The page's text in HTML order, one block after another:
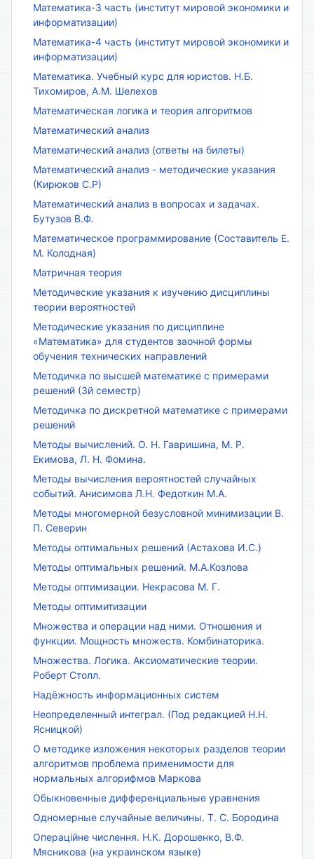
Математика-3 часть (институт мировой экономики и
информатизации)
Математика-4 часть (институт мировой экономики и
информатизации)
Математика. Учебный курс для юристов. Н.Б.
Тихомиров, А.М. Шелехов
Математическая логика и теория алгоритмов
Математический анализ
Математический анализ (ответы на билеты)
Математический анализ - методические указания
(Кирюков С.Р)
Математический анализ в вопросах и задачах.
Бутузов В.Ф.
Математическое программирование (Составитель Е.
М. Колодная)
Матричная теория
Методические указания к изучению дисциплины
теории вероятностей
Методические указания по дисциплине
«Математика» для студентов заочной формы
обучения технических направлений
Методичка по высшей математике с примерами
решений (3й семестр)
Методичка по дискретной математике с примерами
решений
Методы вычислений. О. Н. Гавришина, М. Р.
Екимова, Л. Н. Фомина.
Методы вычисления вероятностей случайных
событий. Анисимова Л.Н. Федоткин М.А.
Методы многомерной безусловной минимизации В.
П. Северин
Методы оптимальных решений (Астахова И.С.)
Методы оптимальных решений. М.А.Козлова
Методы оптимизации. Некрасова М. Г.
Методы оптимитизации
Множества и операции над ними. Отношения и
функции. Мощность множеств. Комбинаторика.
Множества. Логика. Аксиоматические теории.
Роберт Столл.
Надёжность информационных систем
Неопределенный интеграл. (Под редакцией Н.Н.
Ясницкой)
О методике изложения некоторых разделов теории
алгоритмов проблема применимости для
нормальных алгорифмов Маркова
Обыкновенные дифференциальные уравнения
Одномерные случайные величины. Т. С. Бородина
Операційне числення. Н.К. Дорошенко, В.Ф.
Мясникова (на украинском языке)